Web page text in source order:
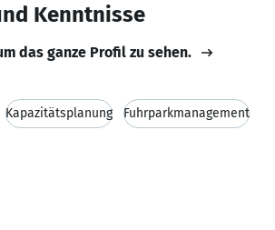
Kenntnisse
das ganze Profil zu sehen.
Kapazitätsplanung Fuhrparkmanagement